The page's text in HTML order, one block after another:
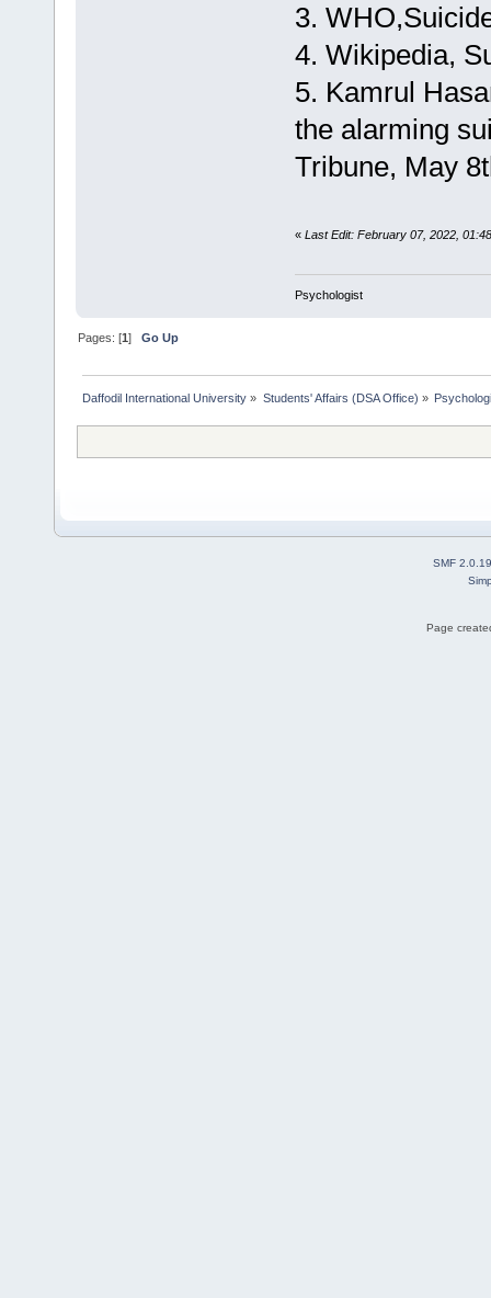
3.
4. Wikipedia,
5. Kamrul
the alarming
Tribune, May
« Last Edit: February 07, 2022,
Psychologist
Pages: [1]Go Up
Daffodil International University » Students' Affairs (DSA Office) »
SMF 2.0.19
Page